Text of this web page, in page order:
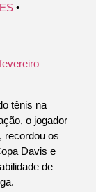
•
tênis na
o jogador
recordou os
Davis e
de